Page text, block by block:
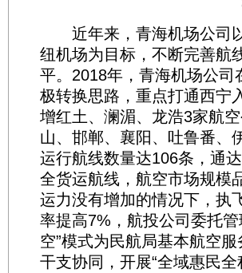
近年来，青海机场公司以
纽机场为目标，不断完善航
平。2018年，青海机场公
极转换思路，重点打通西宁
增红土、澜湄、龙浩3家航
山、邯郸、襄阳、吐鲁番、
运行航线数量达106条，通
全货运航线，航空市场规模
运力没有增加的情况下，执
率提高7%，航投公司委托
空”模式为民航局基本航空
干支协同，开展“全域惠民